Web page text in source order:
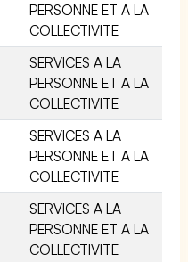
PERSONNE ET A LA
COLLECTIVITE
SERVICES A LA
PERSONNE ET A LA
COLLECTIVITE
SERVICES A LA
PERSONNE ET A LA
COLLECTIVITE
SERVICES A LA
PERSONNE ET A LA
COLLECTIVITE